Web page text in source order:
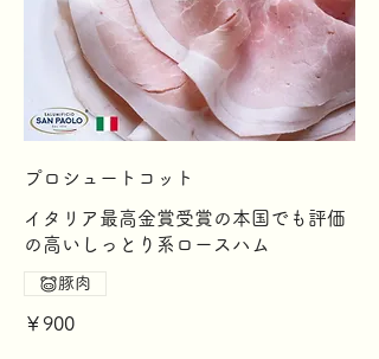
プロシュートコット
イタリア最高金賞受賞の本国でも評価
の高いしっとり系ロースハム
￥900
豚肉